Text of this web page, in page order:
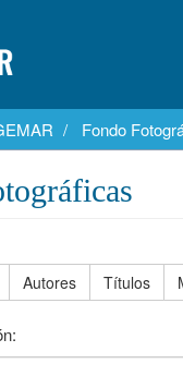
Fondo
Autores Títulos